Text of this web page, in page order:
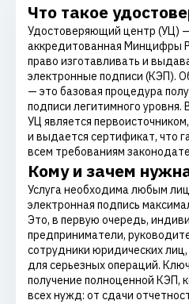
Что такое
Удостоверяющий центр (УЦ)
аккредитованная Минцифры
право изготавливать и
электронные подписи (КЭП).
— это базовая процедура
подписи легитимного уровня.
УЦ является
и выдается сертификат, что
всем требованиям
Кому и зачем
Услуга необходима любым
электронная подпись
Это, в первую очередь,
предприниматели,
сотрудники юридических
для серьезных операций.
получение полноценной КЭП,
всех нужд: от сдачи